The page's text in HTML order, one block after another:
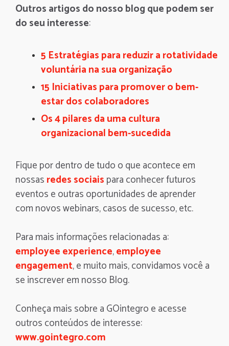
Outros artigos do nosso blog que podem ser
do seu interesse:
5 Estratégias para reduzir a rotatividade
voluntária na sua organização
15 Iniciativas para promover o bem-
estar dos colaboradores
Os 4 pilares da uma cultura
organizacional bem-sucedida
Fique por dentro de tudo o que acontece em
nossasredes sociaispara conhecer futuros
eventos e outras oportunidades de aprender
com novos webinars, casos de sucesso, etc.
Para mais informações relacionadas a:
employee experience,employee
engagement, e muito mais, convidamos você a
se inscrever em nosso Blog.
Conheça mais sobre a GOintegro e acesse
outros conteúdos de interesse:
www.gointegro.com